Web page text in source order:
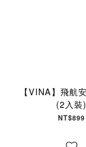
【VINA】飛航
(2入裝)
NT$899